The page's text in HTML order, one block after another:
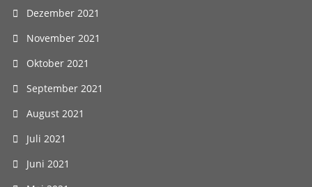
Dezember 2021
November 2021
Oktober 2021
September 2021
August 2021
Juli 2021
Juni 2021